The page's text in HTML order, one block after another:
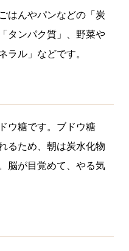
はんやパンなどの「炭
タンパク質」、野菜や
ラル」などです。
ウ糖です。ブドウ糖
るため、朝は炭水化物
脳が目覚めて、やる気